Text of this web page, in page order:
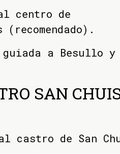
centro de
a Besullo
SAN
castro de San